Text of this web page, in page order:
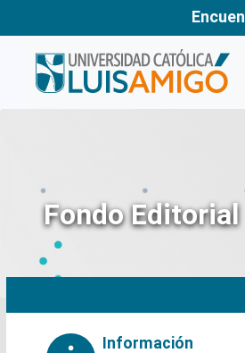
Fondo Editorial
Información